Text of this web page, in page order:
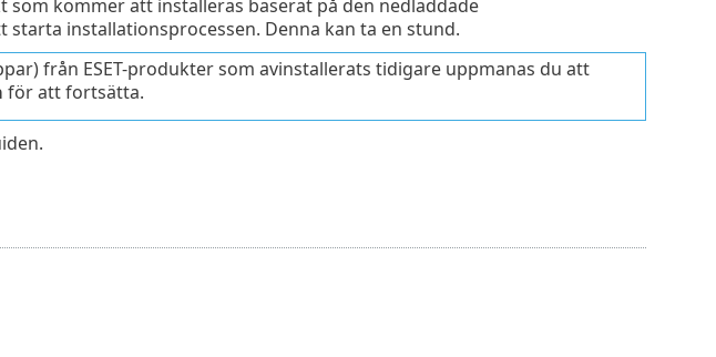
som kommer att installeras baserat på den nedladdade
installationsprocessen. Denna kan ta en stund.
från ESET-produkter som avinstallerats tidigare uppmanas du att
för att fortsätta.